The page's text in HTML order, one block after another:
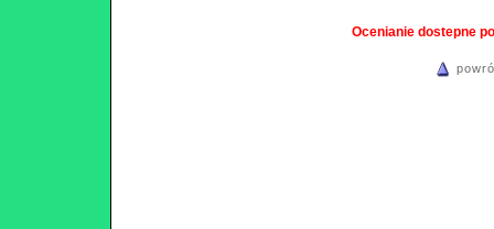
Ocenianie dostepne